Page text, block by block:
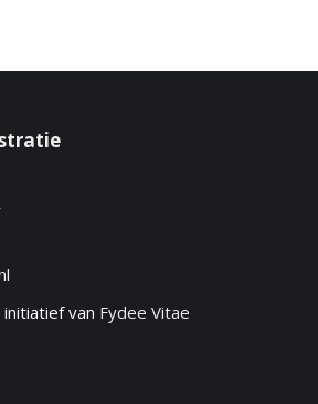
initiatief van Fydee Vitae